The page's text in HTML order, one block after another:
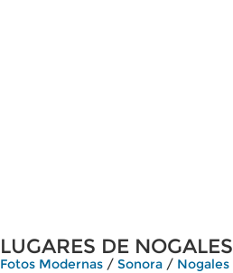
LUGARES DE NOGALES
Fotos Modernas / Sonora / Nogales